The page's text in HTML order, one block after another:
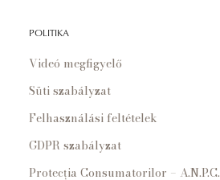
POLITIKA
Videó megfigyelő
Süti szabályzat
Felhasználási feltételek
GDPR szabályzat
Protecția Consumatorilor – A.N.P.C.